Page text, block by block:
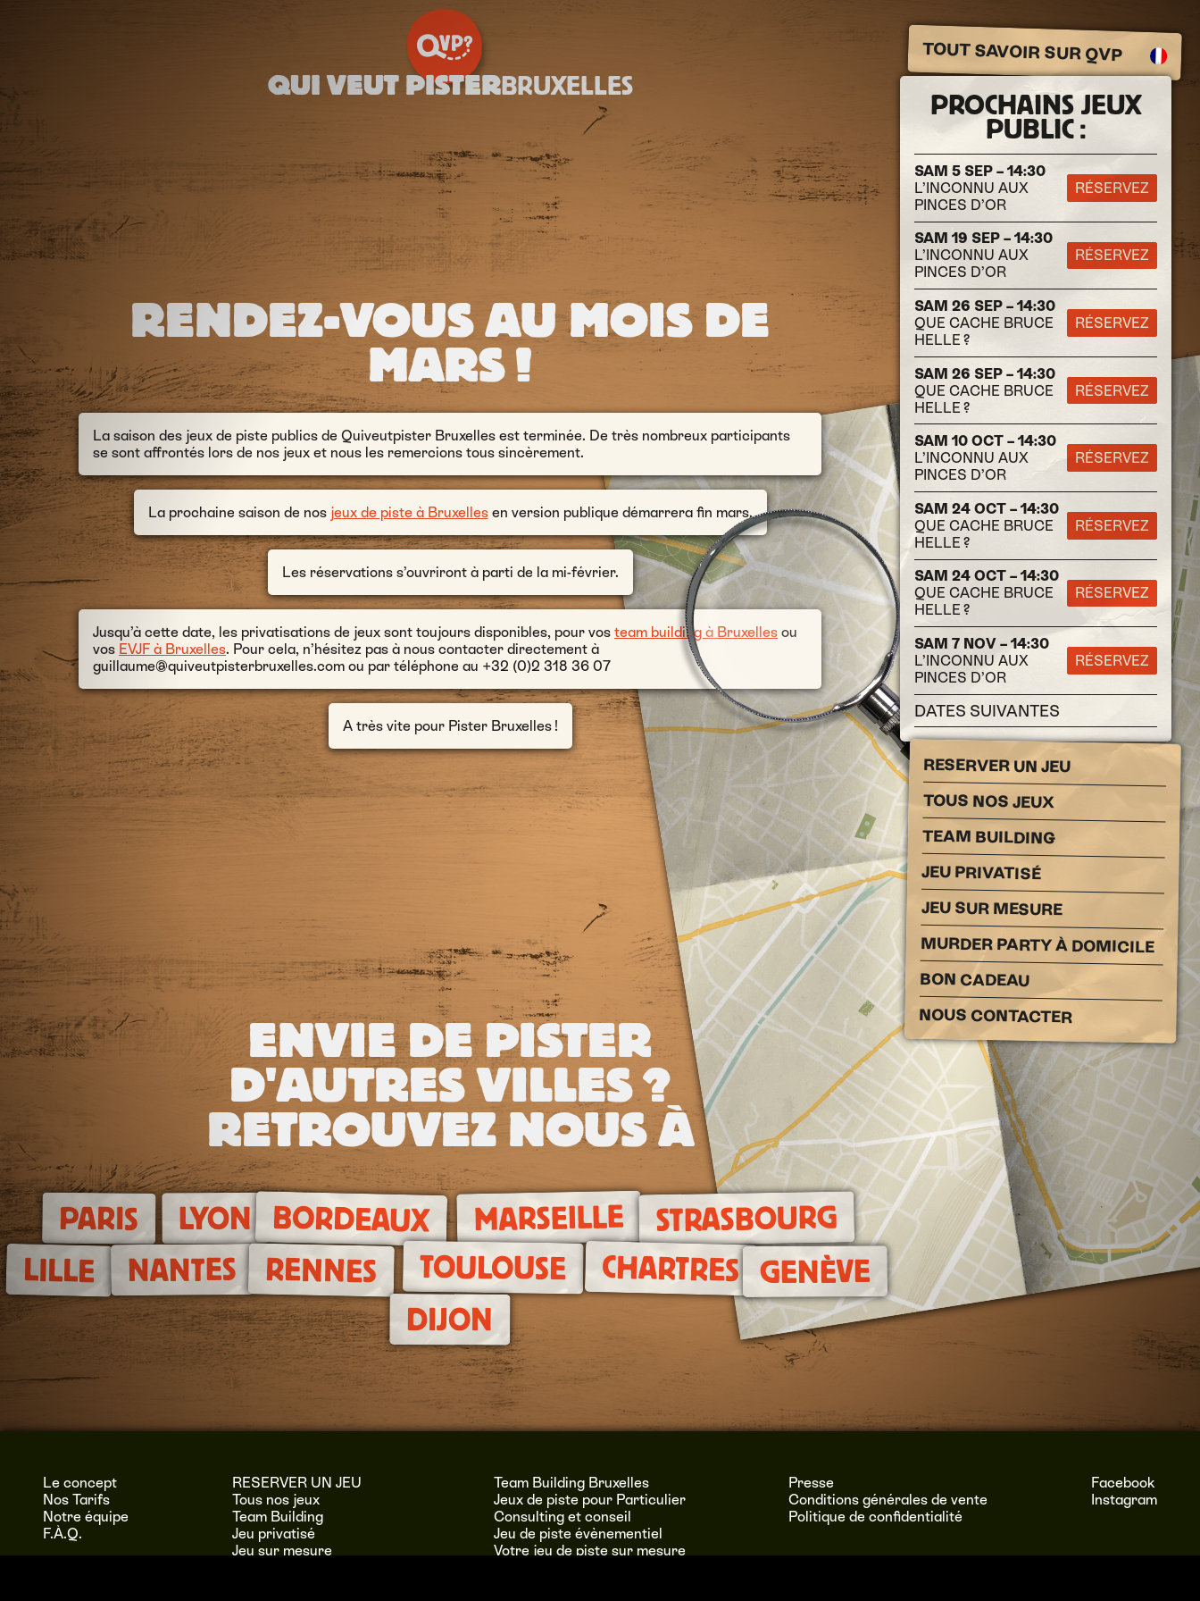
QUI VEUT PISTERBRUXELLES
TOUT SAVOIR SUR QVP
PROCHAINS JEUX
PUBLIC :
SAM 5 SEP – 14:30
L’INCONNU AUX
PINCES D’OR
RÉSERVEZ
SAM 19 SEP – 14:30
L’INCONNU AUX
PINCES D’OR
RÉSERVEZ
SAM 26 SEP – 14:30
QUE CACHE BRUCE
HELLE ?
RÉSERVEZ
SAM 26 SEP – 14:30
QUE CACHE BRUCE
HELLE ?
RÉSERVEZ
SAM 10 OCT – 14:30
L’INCONNU AUX
PINCES D’OR
RÉSERVEZ
SAM 24 OCT – 14:30
QUE CACHE BRUCE
HELLE ?
RÉSERVEZ
SAM 24 OCT – 14:30
QUE CACHE BRUCE
HELLE ?
RÉSERVEZ
SAM 7 NOV – 14:30
L’INCONNU AUX
PINCES D’OR
RÉSERVEZ
DATES SUIVANTES
RESERVER UN JEU
TOUS NOS JEUX
TEAM BUILDING
JEU PRIVATISÉ
JEU SUR MESURE
MURDER PARTY À DOMICILE
BON CADEAU
NOUS CONTACTER
RENDEZ-VOUS AU MOIS DE
MARS !
La saison des jeux de piste publics de Quiveutpister Bruxelles est terminée. De très nombreux participants
se sont affrontés lors de nos jeux et nous les remercions tous sincèrement.
La prochaine saison de nos jeux de piste à Bruxellesen version publique démarrera fin mars.
Les réservations s’ouvriront à parti de la mi-février.
Jusqu’à cette date, les privatisations de jeux sont toujours disponibles, pour vos team building à Bruxelles ou
vos EVJF à Bruxelles. Pour cela, n’hésitez pas à nous contacter directement à
guillaume@quiveutpisterbruxelles.com ou par téléphone au +32 (0)2 318 36 07
A très vite pour Pister Bruxelles !
ENVIE DE PISTER
D'AUTRES VILLES ?
RETROUVEZ NOUS À
PARIS LYON BORDEAUX MARSEILLE STRASBOURG
LILLE NANTES RENNES TOULOUSE CHARTRES GENÈVE
DIJON
Le concept
Nos Tarifs
Notre équipe
F.À.Q.
RESERVER UN JEU
Tous nos jeux
Team Building
Jeu privatisé
Jeu sur mesure
Team Building Bruxelles
Jeux de piste pour Particulier
Consulting et conseil
Jeu de piste évènementiel
Votre jeu de piste sur mesure
Presse
Conditions générales de vente
Politique de confidentialité
Facebook
Instagram